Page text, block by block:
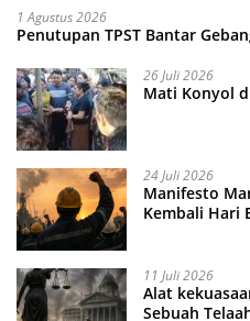
1 Agustus 2026
Penutupan TPST Bantar
26 Juli 2026
Mati Konyol
24 Juli 2026
Manifesto
Kembali Hari
11 Juli 2026
Alat
Sebuah